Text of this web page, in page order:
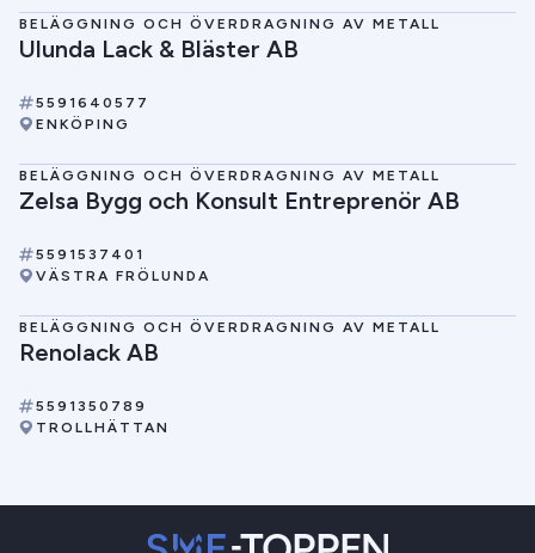
BELÄGGNING OCH ÖVERDRAGNING AV METALL
Ulunda Lack & Bläster AB
5591640577
ENKÖPING
BELÄGGNING OCH ÖVERDRAGNING AV METALL
Zelsa Bygg och Konsult Entreprenör AB
5591537401
VÄSTRA FRÖLUNDA
BELÄGGNING OCH ÖVERDRAGNING AV METALL
Renolack AB
5591350789
TROLLHÄTTAN